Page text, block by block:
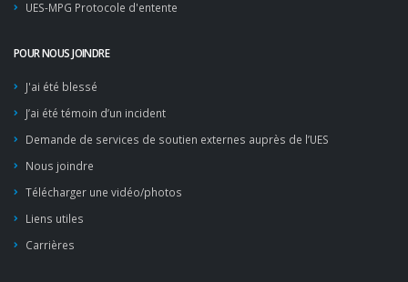
UES-MPG Protocole d'entente
POUR NOUS JOINDRE
J'ai été blessé
J’ai été témoin d’un incident
Demande de services de soutien externes auprès de l’UES
Nous joindre
Télécharger une vidéo/photos
Liens utiles
Carrières